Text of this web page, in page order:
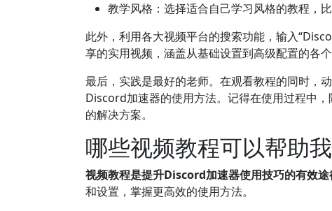
教学风格：选择适合自己学习风格的教程，
此外，利用各大视频平台的搜索功能，输入
享的实用视频，涵盖从基础设置到高级配置的各
最后，实践是最好的老师。在观看教程的同时，
Discord加速器的使用方法。记得在使用过程中
的解决方案。
哪些视频教程可以帮助
视频教程是提升Discord加速器使用技巧的有效途
和设置，掌握更高效的使用方法。